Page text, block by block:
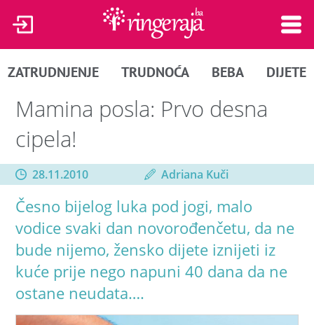
ZATRUDNJENJE TRUDNOĆA BEBA DIJETE
Mamina posla: Prvo desna
cipela!
28.11.2010 Adriana Kuči
Česno bijelog luka pod jogi, malo
vodice svaki dan novorođenčetu, da ne
bude nijemo, žensko dijete iznijeti iz
kuće prije nego napuni 40 dana da ne
ostane neudata….